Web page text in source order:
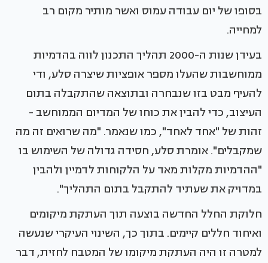
בסופו של יום עבודה עמוס ואשר מותיר מקום רב
למחייה.
בעידן שנות ה-2000 תהליך התכנון לווה בהדמיות
ממוחשבות שהעלו מספר אופציות שיצרה סלע, ודי
להעיף מבט בזו שנבחרה ובתוצאה שהתקבלה בתום
העיצוב, כדי להבין את כוחו של המדיום הממוחשב -
זהות של "אחד לאחד", כמו שנאמר. "מה שרואים זה מה
שמקבלים". אומרת סלע, חסידה גדולה של השימוש בו
"ההדמיות מקלות מאד על הלקוחות לדמיין ולהבין
במדויק את שעתיד להתקבל בתום התהליך".
חלוקת החלל החדשה בוצעה תוך העתקת מיקומים
ואיחוד חללים קיימים. בתוך כך, השינוי העיקרי שנעשה
למטרה זו היה העתקת מיקומו של המטבח לחזית, דבר